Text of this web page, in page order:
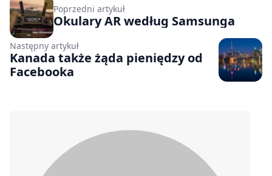
Poprzedni artykuł
Okulary AR według Samsunga
Następny artykuł
Kanada także żąda pieniędzy od
Facebooka